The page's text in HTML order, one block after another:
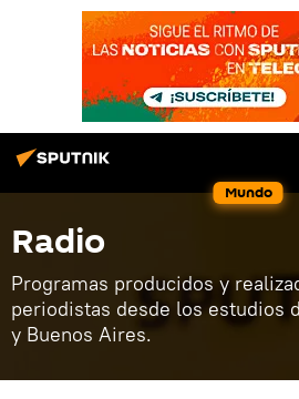
Mundo
Radio
Programas producidos y
periodistas desde los estudios
y Buenos Aires.